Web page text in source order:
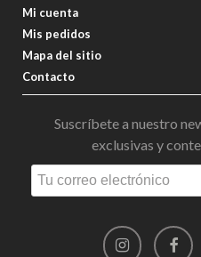
Mi cuenta
Mis pedidos
Mapa del sitio
Contacto
Suscríbete a nuestro
exclusivas y